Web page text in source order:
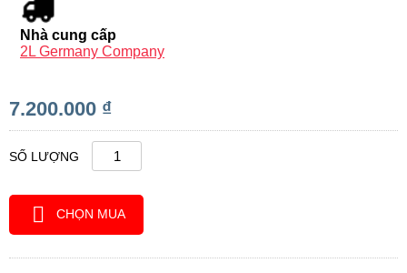
Nhà cung cấp
2L Germany Company
7.200.000 ₫
SỐ LƯỢNG
CHỌN MUA